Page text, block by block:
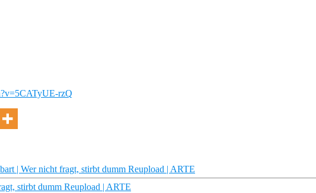
rzQ
| Wer nicht fragt, stirbt dumm Reupload | ARTE
stirbt dumm Reupload | ARTE